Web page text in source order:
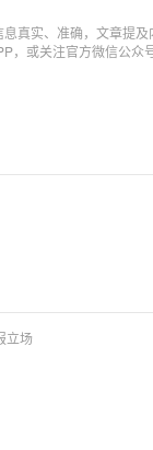
真实、准确，文章提
，或关注官方微信公
立场